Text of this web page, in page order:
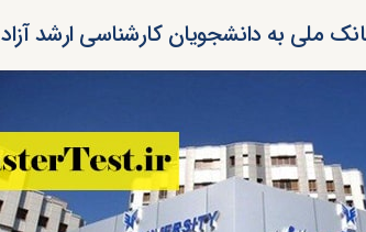
ملی به دانشجویان کارشناسی ارشد آزاد